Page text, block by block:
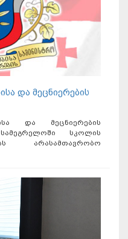
და მეცნიერების
და მეცნიერების
სკოლის
არასამთავრობო